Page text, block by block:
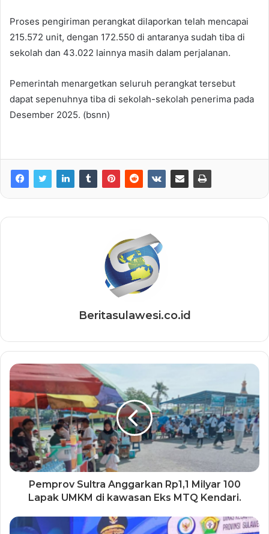
Proses pengiriman perangkat dilaporkan telah mencapai
215.572 unit, dengan 172.550 di antaranya sudah tiba di
sekolah dan 43.022 lainnya masih dalam perjalanan.
Pemerintah menargetkan seluruh perangkat tersebut
dapat sepenuhnya tiba di sekolah-sekolah penerima pada
Desember 2025. (bsnn)
Beritasulawesi.co.id
Pemprov Sultra Anggarkan Rp1,1 Milyar 100
Lapak UMKM di kawasan Eks MTQ Kendari.